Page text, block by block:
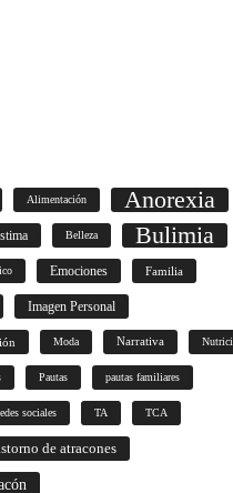
Alimentación Anorexia
Belleza Bulimia
Emociones Familia
Imagen Personal
Moda Narrativa
Pautas pautas familiares
sociales TA TCA
de atracones